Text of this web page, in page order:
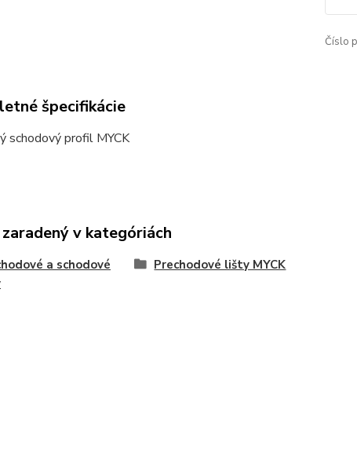
Číslo
špecifikácie
schodový profil MYCK
v kategóriách
a schodové
Prechodové lišty MYCK